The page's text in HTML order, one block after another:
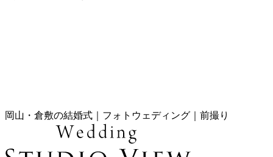
岡山・倉敷の結婚式｜フォトウェディング｜前撮り